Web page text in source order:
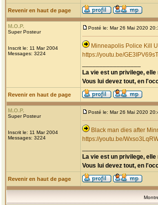
Revenir en haut de page
M.O.P.
Super Posteur
Inscrit le: 11 Mar 2004
Messages: 3224
Posté le: Mar 26 Mai 2020
Minneapolis Police Kill
https://youtu.be/
La vie est un privilege,
Vous lui devez tout, en
Revenir en haut de page
M.O.P.
Super Posteur
Inscrit le: 11 Mar 2004
Messages: 3224
Posté le: Mar 26 Mai 2020
Black man dies after
https://youtu.be/
La vie est un privilege,
Vous lui devez tout, en
Revenir en haut de page